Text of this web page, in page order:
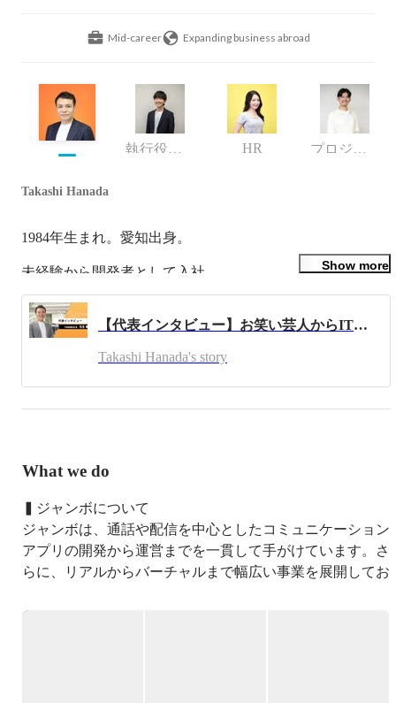
Mid-career Expanding business abroad
執行役員・CTO HR プロジェクトリーダー / iOSエンジニア
Takashi Hanada
1984年生まれ。愛知出身。
未経験から開発者として入社。
これまでにAndorid/iOS/Unity/サーバーサイドエンジニアと
して自社サービスを開発。
サービス拡大に伴い2021年4月に株式会社ジャンボを設
Show more
【代表インタビュー】お笑い芸人からIT企業の代表に至るまで。ジャンボの創業ストーリーに迫る！
Takashi Hanada's story
What we do
▍ジャンボについて
ジャンボは、通話や配信を中心としたコミュニケーション
アプリの開発から運営までを一貫して手がけています。さ
らに、リアルからバーチャルまで幅広い事業を展開してお
開にも力を入れています。